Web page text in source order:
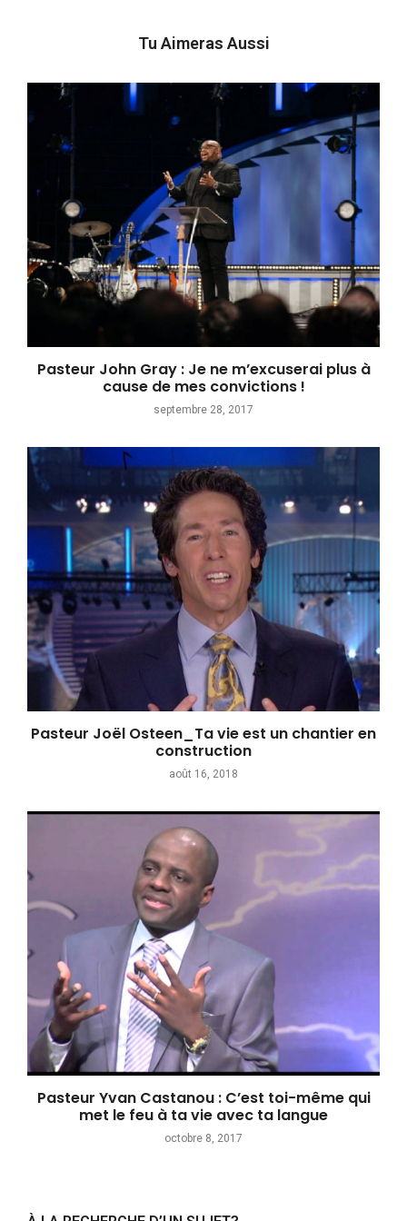
Tu Aimeras Aussi
Pasteur John Gray : Je ne m’excuserai plus à
cause de mes convictions !
septembre 28, 2017
Pasteur Joël Osteen_Ta vie est un chantier en
construction
août 16, 2018
Pasteur Yvan Castanou : C’est toi-même qui
met le feu à ta vie avec ta langue
octobre 8, 2017